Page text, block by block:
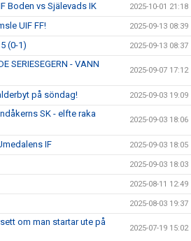
Boden vs Själevads IK 2025-10-01 21:18
UIF FF! 2025-09-13 08:39
(0-1) 2025-09-13 08:37
SERIESEGERN - VANN
2025-09-07 17:12
på söndag! 2025-09-03 19:09
SK - elfte raka
2025-09-03 18:06
IF 2025-09-03 18:05
2025-09-03 18:03
2025-08-11 12:49
2025-08-03 19:37
om man startar ute på
2025-07-19 15:02